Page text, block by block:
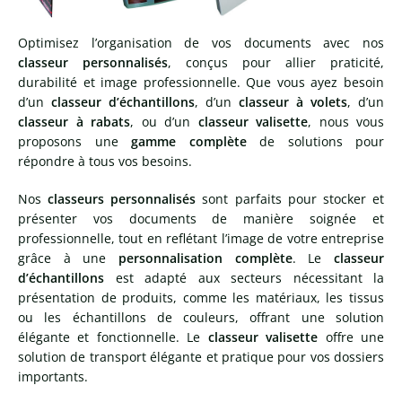
Optimisez l’organisation de vos documents avec nos
classeur personnalisés, conçus pour allier praticité,
durabilité et image professionnelle. Que vous ayez besoin
d’un classeur d’échantillons, d’un classeur à volets, d’un
classeur à rabats, ou d’un classeur valisette, nous vous
proposons une gamme complètede solutions pour
répondre à tous vos besoins.
Nosclasseurs personnalisés sont parfaits pour stocker et
présenter vos documents de manière soignée et
professionnelle, tout en reflétant l’image de votre entreprise
grâce à une personnalisation complète. Leclasseur
d’échantillons est adapté aux secteurs nécessitant la
présentation de produits, comme les matériaux, les tissus
ou les échantillons de couleurs, offrant une solution
élégante et fonctionnelle. Le classeur valisette offre une
solution de transport élégante et pratique pour vos dossiers
importants.